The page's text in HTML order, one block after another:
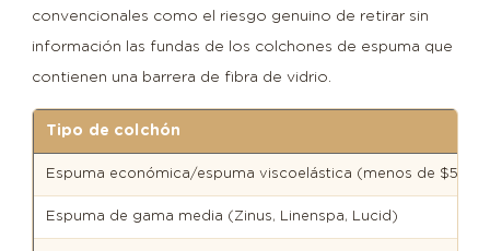
qué
papel
desempeña?
Tela
de
cubierta
convencionales como el riesgo genuino de retirar sin
información las fundas de los colchones de espuma que
contienen una barrera de fibra de vidrio.
Tipo de colchón
Espuma económica/espuma viscoelástica (menos de $500)
Espuma de gama media (Zinus, Linenspa, Lucid)